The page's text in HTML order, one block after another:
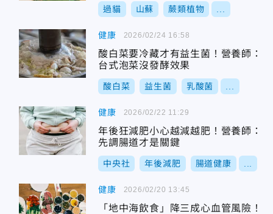
過貓 山蘇 蕨類植物
健康
酸白菜要冷藏才有益生菌！營養師：
台式泡菜沒發酵效果
酸白菜 益生菌 乳酸菌
2026/02/24 16:58
健康
年後狂減肥小心越減越肥！營養師：
先調腸道才是關鍵
中央社 年後減肥 腸道健康
2026/02/22 11:29
健康
「地中海飲食」降三成心血管風險！
2026/02/20 13:45